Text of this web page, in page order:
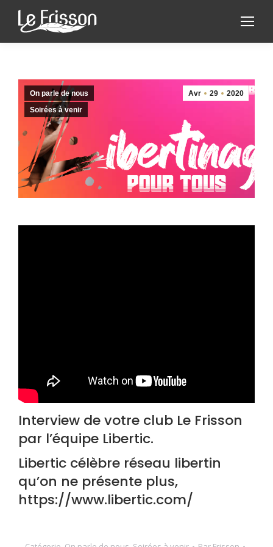
Avr 29 2020
On parle de nous
Soirées à venir
Interview de votre club Le Frisson
par l’équipe Libertic.
Libertic célèbre réseau libertin
qu’on ne présente plus,
https://www.libertic.com/